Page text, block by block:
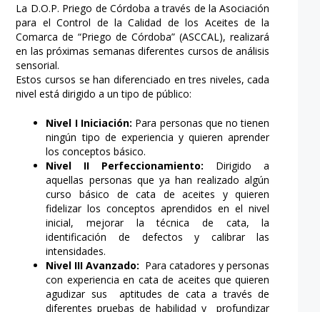
La D.O.P. Priego de Córdoba a través de la Asociación
para el Control de la Calidad de los Aceites de la
Comarca de “Priego de Córdoba” (ASCCAL), realizará
en las próximas semanas diferentes cursos de análisis
sensorial.
Estos cursos se han diferenciado en tres niveles, cada
nivel está dirigido a un tipo de público:
Nivel I Iniciación: Para personas que no tienen
ningún tipo de experiencia y quieren aprender
los conceptos básico.
Nivel II Perfeccionamiento: Dirigido a
aquellas personas que ya han realizado algún
curso básico de cata de aceites y quieren
fidelizar los conceptos aprendidos en el nivel
inicial, mejorar la técnica de cata, la
identificación de defectos y calibrar las
intensidades.
Nivel III Avanzado: Para catadores y personas
con experiencia en cata de aceites que quieren
agudizar sus aptitudes de cata a través de
diferentes pruebas de habilidad y profundizar